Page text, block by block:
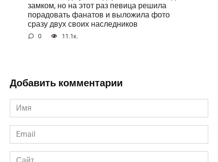
замком, но на этот раз певица решила
порадовать фанатов и выложила фото
сразу двух своих наследников
0 11.1к.
Добавить комментарии
Имя
*
Email
*
Сайт